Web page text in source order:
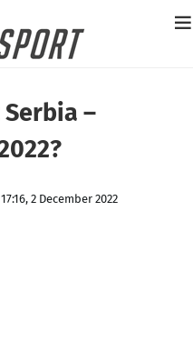
–
17:16, 2 December 2022